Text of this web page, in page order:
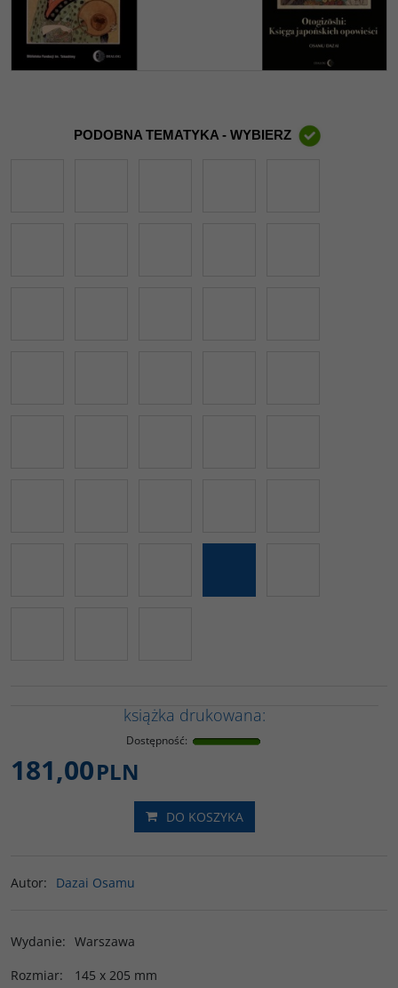
PODOBNA TEMATYKA - WYBIERZ
książka drukowana:
Dostępność:
181,00PLN
DO KOSZYKA
Autor: Dazai Osamu
Wydanie: Warszawa
Rozmiar: 145 x 205 mm